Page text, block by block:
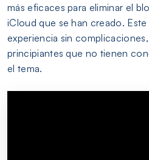
más eficaces para eliminar el
iCloud que se han creado.
experiencia sin
principiantes que no tienen
el tema.